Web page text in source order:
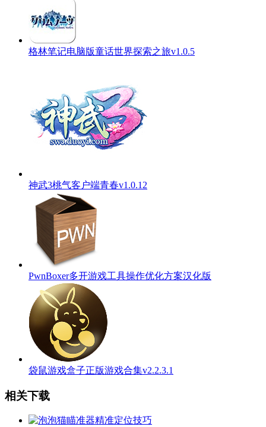
格林笔记电脑版童话世界探索之旅v1.0.5
神武3桃气客户端青春v1.0.12
PwnBoxer多开游戏工具操作优化方案汉化版
袋鼠游戏盒子正版游戏合集v2.2.3.1
相关下载